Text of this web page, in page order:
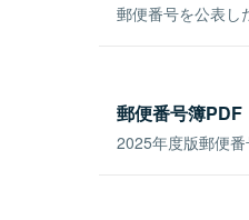
郵便番号を公表し
郵便番号簿PDF
2025年度版郵便番